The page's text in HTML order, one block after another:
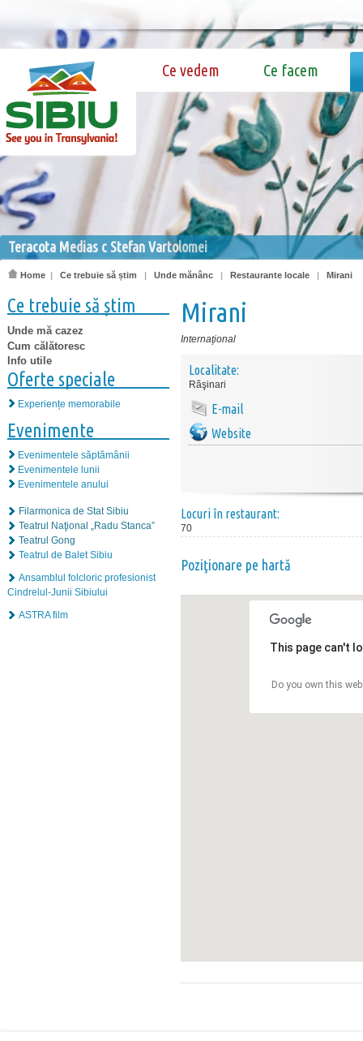
Ce vedem Ce facem
Teracota Medias c Stefan Vartolomei
Home | Ce trebuie să știm | Unde mănânc | Restaurante locale | Mirani
Ce trebuie să știm
Unde mă cazez
Cum călătoresc
Info utile
Oferte speciale
Experiențe memorabile
Evenimente
Evenimentele săptămânii
Evenimentele lunii
Evenimentele anului
Filarmonica de Stat Sibiu
Teatrul Naţional „Radu Stanca”
Teatrul Gong
Teatrul de Balet Sibiu
Ansamblul folcloric profesionist
Cindrelul-Junii Sibiului
ASTRA film
Mirani
Internaţional
Localitate:
Răşinari
E-mail
Website
Locuri în restaurant:
70
Poziţionare pe hartă
This page can't
Do you own this